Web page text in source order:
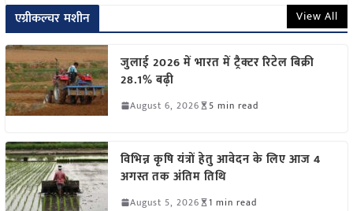
एग्रीकल्चर मशीन View All
जुलाई 2026 में भारत में ट्रैक्टर रिटेल बिक्री
28.1% बढ़ी
August 6, 2026 5 min read
विभिन्न कृषि यंत्रों हेतु आवेदन के लिए आज 4
अगस्त तक अंतिम तिथि
August 5, 2026 1 min read